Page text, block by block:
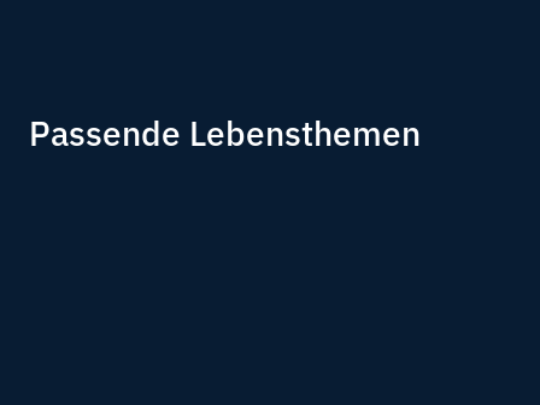
Passende Lebensthemen